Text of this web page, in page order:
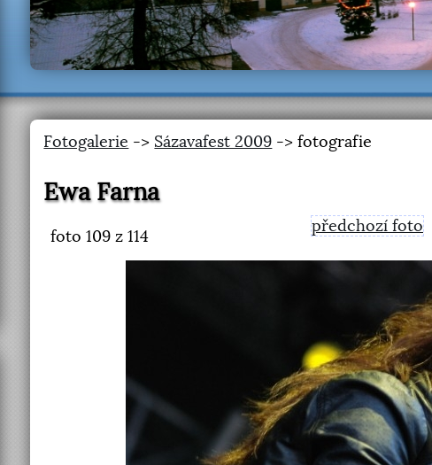
Fotogalerie -> Sázavafest 2009 -> fotografie
Ewa Farna
foto109 z 114
předchozí foto
<